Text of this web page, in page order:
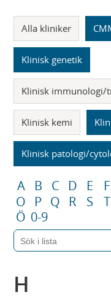
Alla kliniker
Klinisk genetik
Klinisk immunologi/
Klinisk kemi
Klinisk patologi/
A B C D E F
O
P Q R S T
Ö 0-9
H